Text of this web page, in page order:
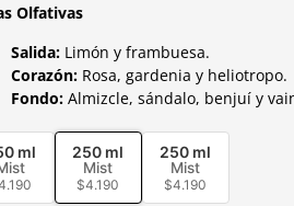
Olfativas
Salida:Limón y frambuesa.
Corazón:Rosa, gardenia y heliotropo.
Fondo:Almizcle, sándalo, benjuí y
ml 250 ml
Mist
$4.190
250 ml
Mist
$4.190